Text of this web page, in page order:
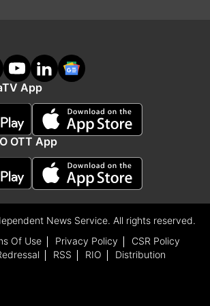
सिर्फ जानकारी के उद्देश्य से लिखा
के निवेश से पहले या वित्तीय जोखिम
सलाहकार से सलाह जरूर लें।
App
OTT App
News Service. All rights reserved.
Of Use Privacy Policy
CSR Policy
RSS RIO Distribution